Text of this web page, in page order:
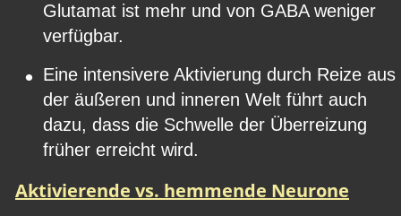
Glutamat ist mehr und von GABA weniger
verfügbar.
• Eine intensivere Aktivierung durch Reize aus
der äußeren und inneren Welt führt auch
dazu, dass die Schwelle der Überreizung
früher erreicht wird.
Aktivierende vs. hemmende Neurone